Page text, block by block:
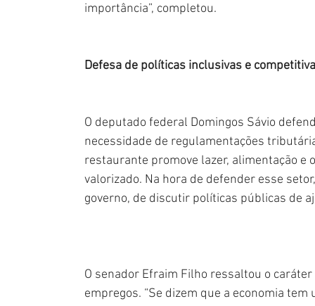
importância”, completou.
Defesa de políticas inclusivas e
O deputado federal Domingos Sávio
necessidade de regulamentações
restaurante promove lazer, alimentação
valorizado. Na hora de defender esse
governo, de discutir políticas públicas de
O senador Efraim Filho ressaltou o
empregos. “Se dizem que a economia